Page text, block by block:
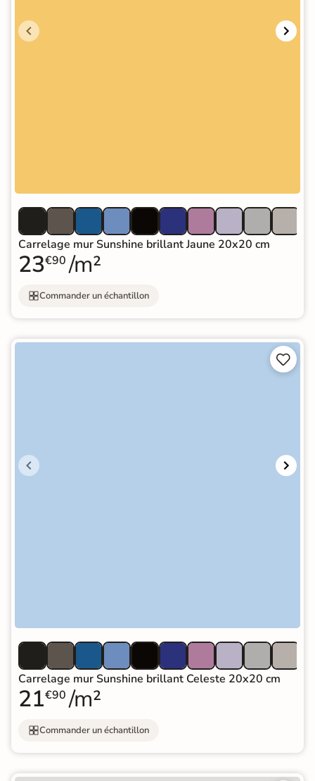
Carrelage mur Sunshine brillant Jaune 20x20 cm
23€90 /m²
Commander un échantillon


Carrelage mur Sunshine brillant Celeste 20x20 cm
21€90 /m²
Commander un échantillon